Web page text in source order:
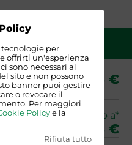
per
offrirti un'esperienza
sono necessari al
sito e non possono
banner puoi gestire
o revocare il
Per maggiori
Policye la
Rifiuta tutto
905 €
fino a*
+185 €